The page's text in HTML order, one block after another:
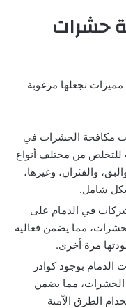
حشرات
تجعلها مرغوبة
مكافحة الحشرات في
من مختلف أنواع
والفئران، وغيرها،
شامل.
في الدمام على
مما يضمن فعالية
مرة أخرى.
الدمام بوجود كوادر
مما يضمن
الطرق الآمنة